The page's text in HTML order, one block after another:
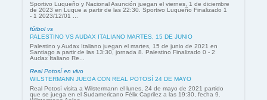
Sportivo Luqueño y Nacional Asunción juegan el viernes, 1 de diciembre
de 2023 en Luque a partir de las 22:30. Sportivo Luqueño Finalizado 1
- 1 2023/12/01 ...
fútbol vs
PALESTINO VS AUDAX ITALIANO MARTES, 15 DE JUNIO
Palestino y Audax Italiano juegan el martes, 15 de junio de 2021 en
Santiago a partir de las 13:30, jornada 8. Palestino Finalizado 0 - 2
Audax Italiano Re...
Real Potosí en vivo
WILSTERMANN JUEGA CON REAL POTOSÍ 24 DE MAYO
Real Potosí visita a Wilstermann el lunes, 24 de mayo de 2021 partido
que se juega en el Sudamericano Félix Caprilez a las 19:30, fecha 9.